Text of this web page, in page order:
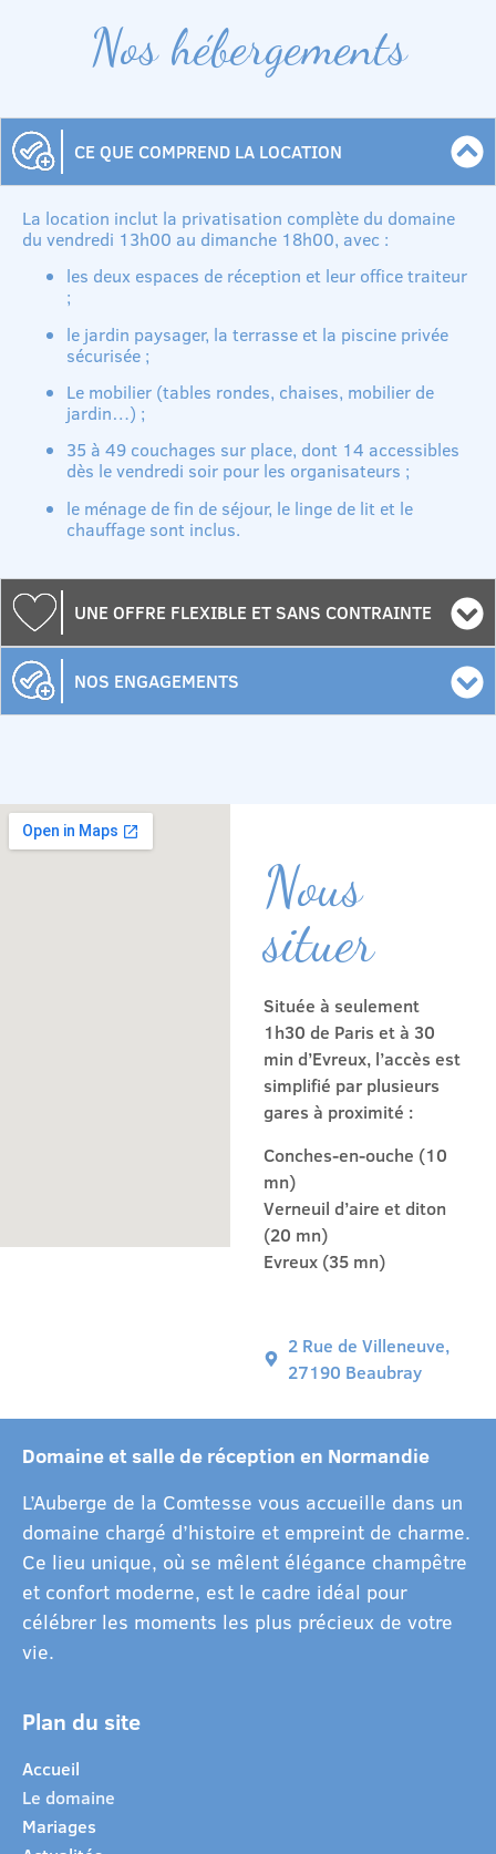
Nos hébergements
CE QUE COMPREND LA LOCATION
La location inclut la privatisation complète du domaine
du vendredi 13h00 au dimanche 18h00, avec :
les deux espaces de réception et leur office traiteur
;
le jardin paysager, la terrasse et la piscine privée
sécurisée ;
Le mobilier (tables rondes, chaises, mobilier de
jardin…) ;
35 à 49 couchages sur place, dont 14 accessibles
dès le vendredi soir pour les organisateurs ;
le ménage de fin de séjour, le linge de lit et le
chauffage sont inclus.
UNE OFFRE FLEXIBLE ET SANS CONTRAINTE
NOS ENGAGEMENTS
Nous
situer
Située à seulement
1h30 de Paris et à 30
min d’Evreux, l’accès est
simplifié par plusieurs
gares à proximité :
Conches-en-ouche (10
mn)
Verneuil d’aire et diton
(20 mn)
Evreux (35 mn)
2 Rue de Villeneuve,
27190 Beaubray
Domaine et salle de réception en Normandie
L’Auberge de la Comtesse vous accueille dans un
domaine chargé d’histoire et empreint de charme.
Ce lieu unique, où se mêlent élégance champêtre
et confort moderne, est le cadre idéal pour
célébrer les moments les plus précieux de votre
vie.
Plan du site
Accueil
Le domaine
Mariages